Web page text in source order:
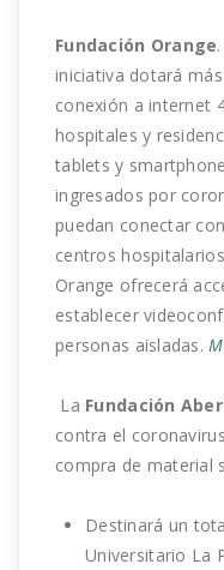
Fundación Orange
iniciativa dotará
conexión a internet
hospitales y
tablets y
ingresados por
puedan conectar
centros
Orange ofrecerá
establecer
personas aisladas.
La Fundación
contra el
compra de material
Destinará un
Universitario La